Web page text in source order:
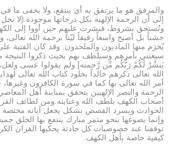
والمرفق هو ما يرتفق به أي ينتفع، ولا يخفى ما
إلى أن الرحمة الإلهية بكل درجاتها موجودة (لا
وتُستحق بشروط، فنشرت عليهم حين أووا إلى
خشناً بل أصبح واسعاً رفيقاً ليّناً برحمة الله
يُحرَم منها الماديون والملحدون. وقد كان الفتية
سيعتني بأمرهم وسيلطف بهم بحيث ذكروا النتيجة
يَنشُرْ لَكُمْ رَبُّكُم مِّن رَّحمته] ولم يقولوا عسى
الله تعالى ذكرهم خالداً بخلود كتاب الله تعالى
أمر الله تعالى بها كما في سورة الكافرون
الرحمة والنصر الإلهيين يتحقق بمباينة أهل
أصحاب الكهف بلطف الله وعنايته.ومن لطائف
الحوادث ويسرد القصص بشكل يجعل آياته مختصة
وإنما يصوغها بنحو مثمر مبارك ينتفع بها الخلق
توقفنا عند خصوصيات كل حادثة يحكيها القران
كيفية خاصة بأهل الكهف.